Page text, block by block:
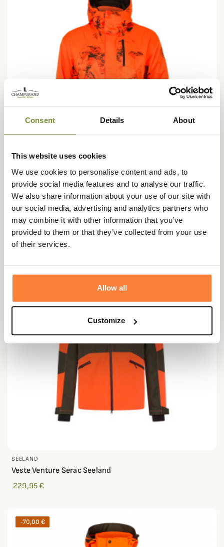
Consent Details About
This website uses cookies
We use cookies to personalise content and ads, to
provide social media features and to analyse our traffic.
We also share information about your use of our site with
our social media, advertising and analytics partners who
may combine it with other information that you’ve
provided to them or that they’ve collected from your use
of their services.
Allow all
Customize
Veste Wildboar Pro Blaze Camo HWS Insulated Härkila
449,95 €
SEELAND
Veste Venture Serac Seeland
229,95 €
-70,00 €